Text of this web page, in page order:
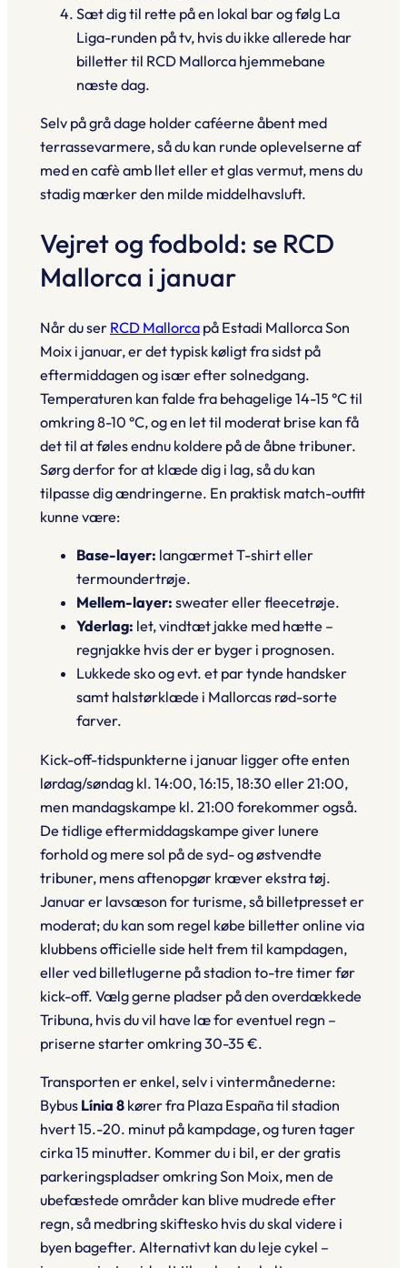
Sæt dig til rette på en lokal bar og følg La
Liga-runden på tv, hvis du ikke allerede har
billetter til RCD Mallorca hjemmebane
næste dag.
Selv på grå dage holder caféerne åbent med
terrassevarmere, så du kan runde oplevelserne af
med en cafè amb lleteller et glas vermut, mens du
stadig mærker den milde middelhavsluft.
Vejret og fodbold: se RCD
Mallorca i januar
Når du ser RCD Mallorca på Estadi Mallorca Son
Moix i januar, er det typisk køligt fra sidst på
eftermiddagen og især efter solnedgang.
Temperaturen kan falde fra behagelige 14-15 °C til
omkring 8-10 °C, og en let til moderat brise kan få
det til at føles endnu koldere på de åbne tribuner.
Sørg derfor for at klæde dig i lag, så du kan
tilpasse dig ændringerne. En praktisk match-outfit
kunne være:
Base-layer: langærmet T-shirt eller
termoundertrøje.
Mellem-layer: sweater eller fleecetrøje.
Yderlag: let, vindtæt jakke med hætte –
regnjakke hvis der er byger i prognosen.
Lukkede sko og evt. et par tynde handsker
samt halstørklæde i Mallorcas rød-sorte
farver.
Kick-off-tidspunkterne i januar ligger ofte enten
lørdag/søndag kl. 14:00, 16:15, 18:30 eller 21:00,
men mandagskampe kl. 21:00 forekommer også.
De tidlige eftermiddagskampe giver lunere
forhold og mere sol på de syd- og østvendte
tribuner, mens aftenopgør kræver ekstra tøj.
Januar er lavsæson for turisme, så billetpresset er
moderat; du kan som regel købe billetter online via
klubbens officielle side helt frem til kampdagen,
eller ved billetlugerne på stadion to-tre timer før
kick-off. Vælg gerne pladser på den overdækkede
Tribuna, hvis du vil have læ for eventuel regn –
priserne starter omkring 30-35 €.
Transporten er enkel, selv i vintermånederne:
Bybus Línia 8 kører fra Plaza España til stadion
hvert 15.-20. minut på kampdage, og turen tager
cirka 15 minutter. Kommer du i bil, er der gratis
parkeringspladser omkring Son Moix, men de
ubefæstede områder kan blive mudrede efter
regn, så medbring skiftesko hvis du skal videre i
byen bagefter. Alternativt kan du leje cykel –